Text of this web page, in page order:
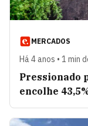
MERCADOS
Há 4 anos • 1 min
Pressionado
encolhe